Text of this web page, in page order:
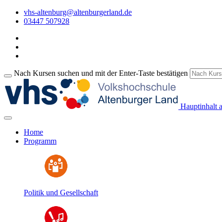
vhs-altenburg@altenburgerland.de
03447 507928
Nach Kursen suchen und mit der Enter-Taste bestätigen
Hauptinhalt
Home
Programm
Politik und Gesellschaft